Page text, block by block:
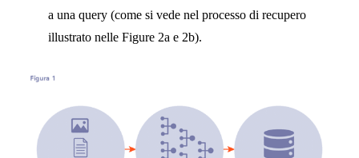
a una query (come si vede nel processo di recupero
illustrato nelle Figure 2a e 2b).